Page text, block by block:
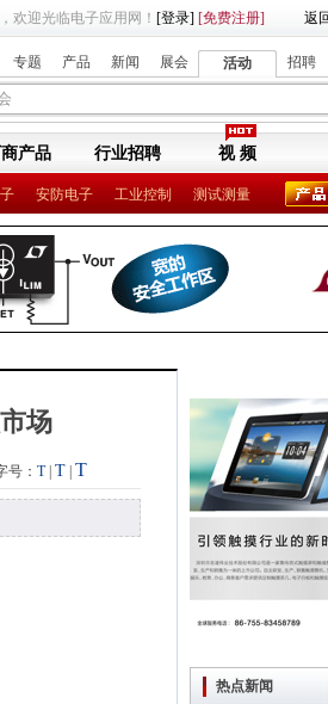
欢迎光临电子应用网！ [登录] [免费注册] 返
专题 产品 新闻 展会 活动 招聘
产品 行业招聘 视 频
安防电子 工业控制 测试测量
场
号： T| T T
热点新闻